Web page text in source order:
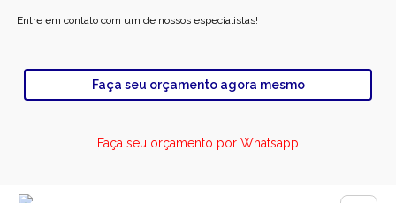
Entre em contato com um de nossos especialistas!
Faça seu orçamento agora mesmo
Faça seu orçamento por Whatsapp